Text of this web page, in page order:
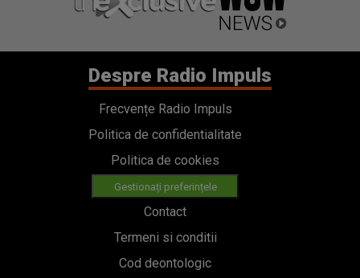
Despre Radio Impuls
Frecvențe Radio Impuls
Politica de confidentialitate
Politica de cookies
Gestionați preferințele
Contact
Termeni si conditii
Cod deontologic